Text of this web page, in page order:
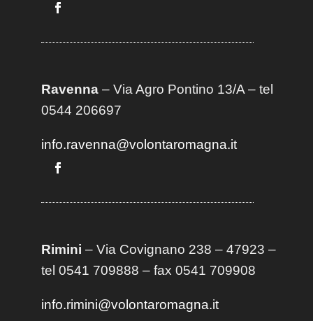
Ravenna– Via Agro Pontino 13/A– tel
0544 206697
info.ravenna@volontaromagna.it
Rimini – Via Covignano 238 – 47923 –
tel 0541 709888 – fax 0541 709908
info.rimini@volontaromagna.it